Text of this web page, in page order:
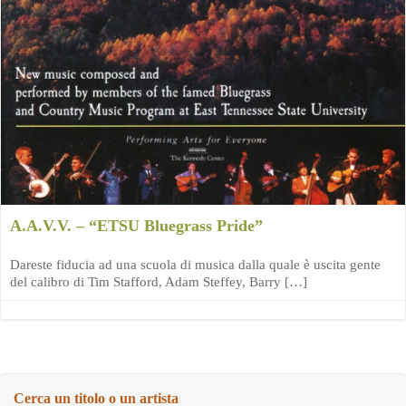
A.A.V.V. – “ETSU Bluegrass Pride”
Dareste fiducia ad una scuola di musica dalla quale è uscita gente
del calibro di Tim Stafford, Adam Steffey, Barry […]
Cerca un titolo o un artista